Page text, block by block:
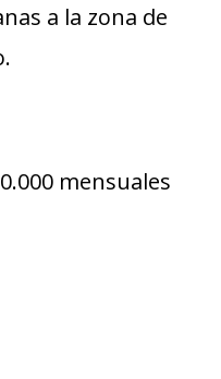
a la zona de
mensuales